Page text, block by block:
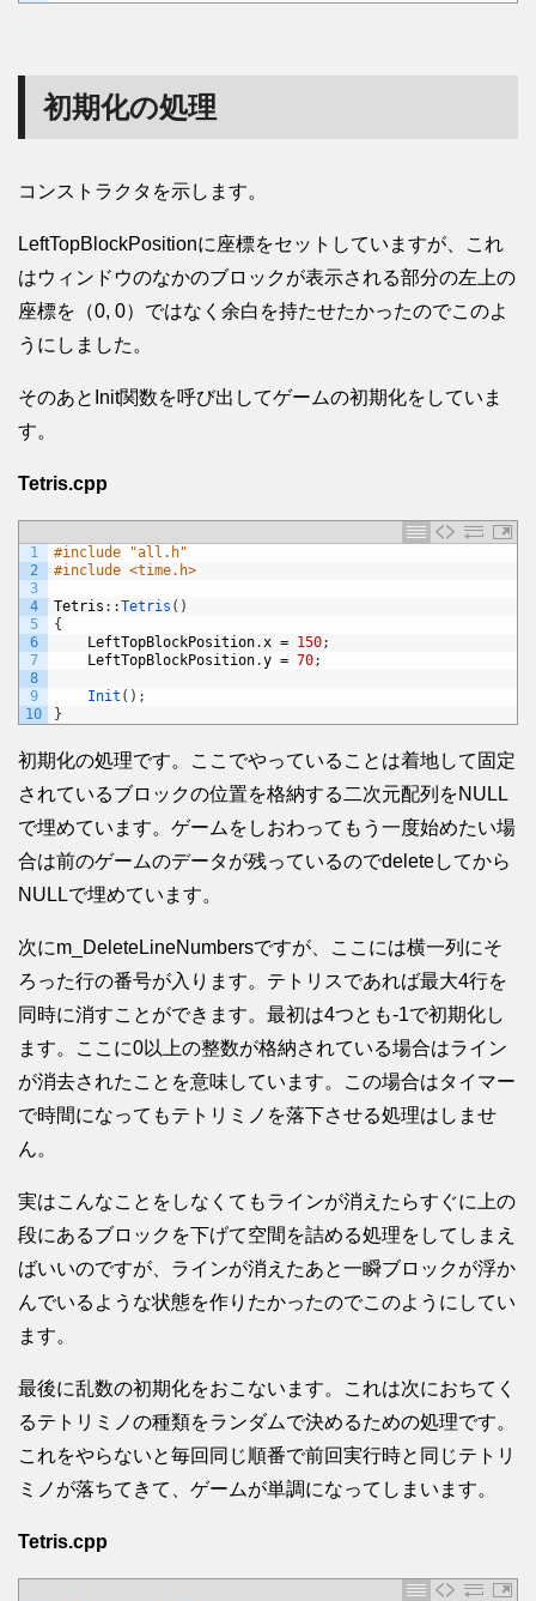
初期化の処理
コンストラクタを示します。
LeftTopBlockPositionに座標をセットしていますが、これ
はウィンドウのなかのブロックが表示される部分の左上の
座標を（0, 0）ではなく余白を持たせたかったのでこのよ
うにしました。
そのあとInit関数を呼び出してゲームの初期化をしていま
す。
Tetris.cpp
1
2
3
4
5
6
7
8
9
10
#include "all.h"
#include <time.h>
Tetris : :Tetris ( )
{
LeftTopBlockPosition.x = 150;
LeftTopBlockPosition.y = 70;
Init ( ) ;
}
初期化の処理です。ここでやっていることは着地して固定
されているブロックの位置を格納する二次元配列をNULL
で埋めています。ゲームをしおわってもう一度始めたい場
合は前のゲームのデータが残っているのでdeleteしてから
NULLで埋めています。
次にm_DeleteLineNumbersですが、ここには横一列にそ
ろった行の番号が入ります。テトリスであれば最大4行を
同時に消すことができます。最初は4つとも-1で初期化し
ます。ここに0以上の整数が格納されている場合はライン
が消去されたことを意味しています。この場合はタイマー
で時間になってもテトリミノを落下させる処理はしませ
ん。
実はこんなことをしなくてもラインが消えたらすぐに上の
段にあるブロックを下げて空間を詰める処理をしてしまえ
ばいいのですが、ラインが消えたあと一瞬ブロックが浮か
んでいるような状態を作りたかったのでこのようにしてい
ます。
最後に乱数の初期化をおこないます。これは次におちてく
るテトリミノの種類をランダムで決めるための処理です。
これをやらないと毎回同じ順番で前回実行時と同じテトリ
ミノが落ちてきて、ゲームが単調になってしまいます。
Tetris.cpp